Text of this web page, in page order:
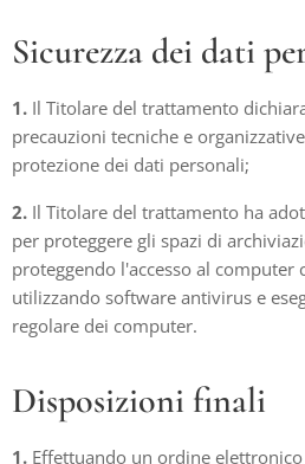
Sicurezza dei dati
1. Il Titolare del trattamento
precauzioni tecniche e
protezione dei dati personali;
2. Il Titolare del trattamento ha
per proteggere gli spazi di
proteggendo l'accesso al computer
utilizzando software antivirus e
regolare dei computer.
Disposizioni finali
1. Effettuando un ordine